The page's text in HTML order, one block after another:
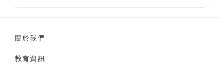
關於我們
教育資訊